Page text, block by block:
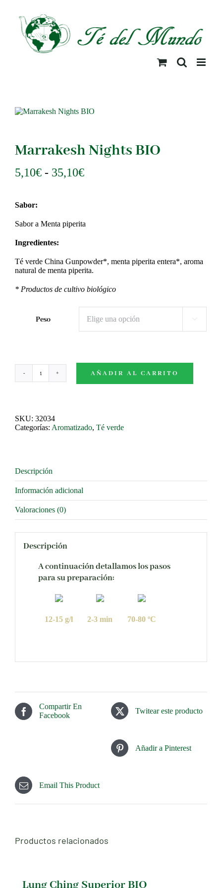
contenido
Marrakesh Nights BIO
5,10€ - 35,10€Rango
5,10€
Sabor:
Sabor a Menta piperita
Ingredientes:
Té verde China Gunpowder*, menta piperita entera*, aroma
natural de menta piperita.
* Productos de cultivo biológico
Peso 
Marrakesh
AÑADIR AL CARRITO
SKU: 32034
Categorías: Aromatizado, Té verde
Descripción
Información adicional
Valoraciones (0)
Descripción
A continuación detallamos los pasos
para su preparación:
12-15 g/l 2-3 min 70-80 ºC
Compartir En
Facebook
Twitear este producto
Añadir a Pinterest
Email This Product
Productos relacionados
Lung Ching Superior BIO